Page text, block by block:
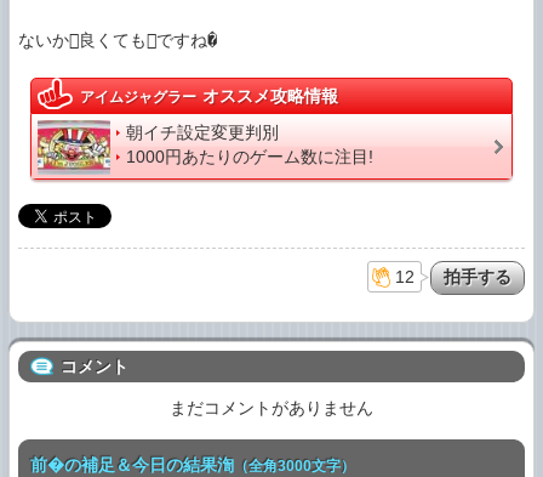
ないか良くてもですね�
アイムジャグラー オススメ攻略情報
朝イチ設定変更判別
1000円あたりのゲーム数に注目!
12
コメント
まだコメントがありません
前�の補足＆今日の結果渹 （全角3000文字）